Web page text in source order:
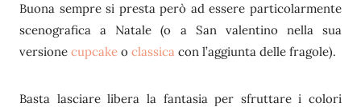
Buona sempre si presta però ad essere particolarmente
scenografica a Natale (o a San valentino nella sua
versione cupcake o classica con l’aggiunta delle fragole).
Basta lasciare libera la fantasia per sfruttare i colori